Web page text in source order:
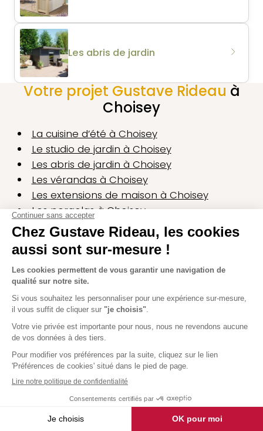
Les abris de jardin
Votre projet Gustave Rideau à
Choisey
La cuisine d’été à Choisey
Le studio de jardin à Choisey
Les abris de jardin à Choisey
Les vérandas à Choisey
Les extensions de maison à Choisey
Les pergolas à Choisey
Les abris de terrasse à Choisey
Les abris de piscine à Choisey
Les carports à Choisey
Les pool houses à Choisey
Les autres agences de la région
Belfort
4,9
54 avis
3A Rue Denis Papin
68000 Colmar
Fermé
Itinéraire En savoir plus